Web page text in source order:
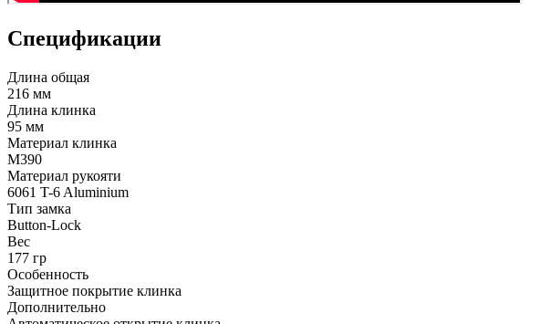
Спецификации
Длина общая
216 мм
Длина клинка
95 мм
Материал клинка
M390
Материал рукояти
6061 T-6 Aluminium
Тип замка
Button-Lock
Вес
177 гр
Особенность
Защитное покрытие клинка
Дополнительно